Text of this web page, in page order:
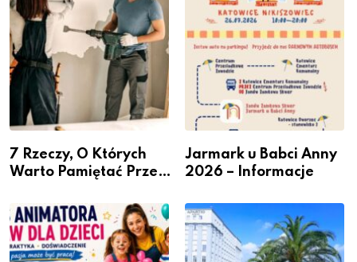
7 Rzeczy, O Których
Warto Pamiętać Przed
Jarmark u Babci Anny
2026 – Informacje